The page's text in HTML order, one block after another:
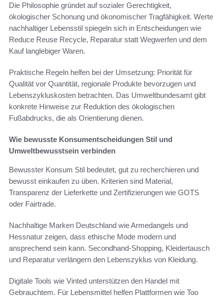
Die Philosophie gründet auf sozialer Gerechtigkeit,
ökologischer Schonung und ökonomischer Tragfähigkeit. Werte
nachhaltiger Lebensstil spiegeln sich in Entscheidungen wie
Reduce Reuse Recycle, Reparatur statt Wegwerfen und dem
Kauf langlebiger Waren.
Praktische Regeln helfen bei der Umsetzung: Priorität für
Qualität vor Quantität, regionale Produkte bevorzugen und
Lebenszykluskosten betrachten. Das Umweltbundesamt gibt
konkrete Hinweise zur Reduktion des ökologischen
Fußabdrucks, die als Orientierung dienen.
Wie bewusste Konsumentscheidungen Stil und
Umweltbewusstsein verbinden
Bewusster Konsum Stil bedeutet, gut zu recherchieren und
bewusst einkaufen zu üben. Kriterien sind Material,
Transparenz der Lieferkette und Zertifizierungen wie GOTS
oder Fairtrade.
Nachhaltige Marken Deutschland wie Armedangels und
Hessnatur zeigen, dass ethische Mode modern und
ansprechend sein kann. Secondhand-Shopping, Kleidertausch
und Reparatur verlängern den Lebenszyklus von Kleidung.
Digitale Tools wie Vinted unterstützen den Handel mit
Gebrauchtem. Für Lebensmittel helfen Plattformen wie Too